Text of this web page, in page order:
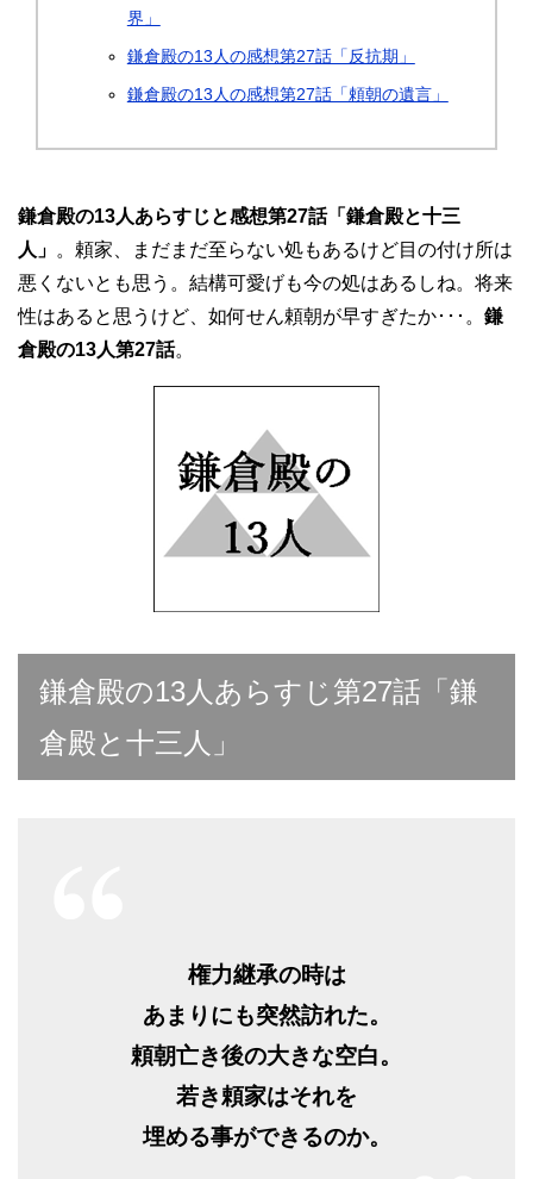
界」
鎌倉殿の13人の感想第27話「反抗期」
鎌倉殿の13人の感想第27話「頼朝の遺言」
鎌倉殿の13人あらすじと感想第27話「鎌倉殿と十三
人」 。頼家、まだまだ至らない処もあるけど目の付け所は
悪くないとも思う。結構可愛げも今の処はあるしね。将来
性はあると思うけど、如何せん頼朝が早すぎたか･･･。 鎌
倉殿の13人第27話。
鎌倉殿の13人あらすじ第27話「鎌
倉殿と十三人」
権力継承の時は
あまりにも突然訪れた。
頼朝亡き後の大きな空白。
若き頼家はそれを
埋める事ができるのか。